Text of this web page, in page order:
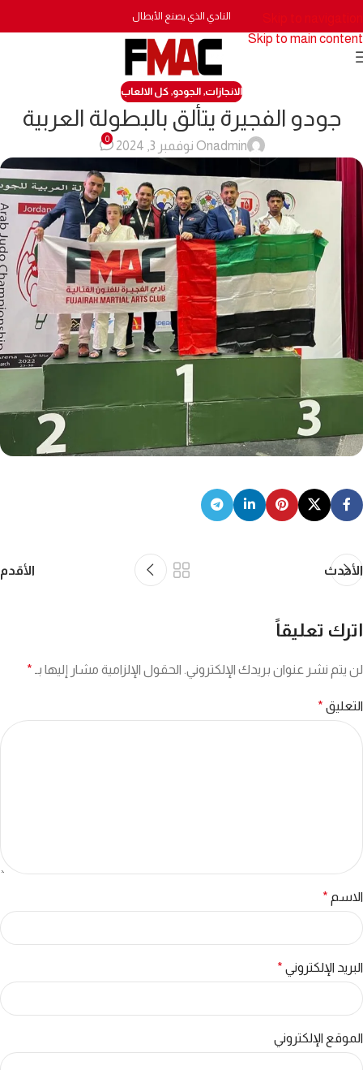
Skip to main content
النادي الذي يصنع الأبطال
الانجازات, الجودو, كل الالعاب
جودو الفجيرة يتألق بالبطولة العربية
adminOn نوفمبر 3, 2024
0
الأحدث الأقدم
اترك تعليقاً
لن يتم نشر عنوان بريدك الإلكتروني. الحقول الإلزامية مشار إليها بـ *
التعليق *
الاسم *
البريد الإلكتروني *
الموقع الإلكتروني